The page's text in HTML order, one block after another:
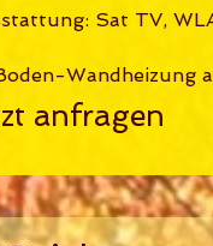
anfragen
Sat TV,
Wandheizung